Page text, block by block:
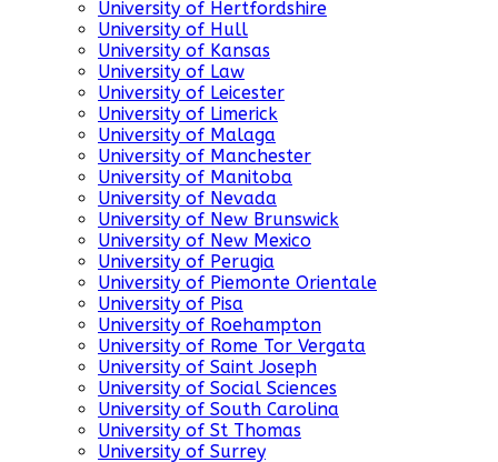
University of Hertfordshire
University of Hull
University of Kansas
University of Law
University of Leicester
University of Limerick
University of Malaga
University of Manchester
University of Manitoba
University of Nevada
University of New Brunswick
University of New Mexico
University of Perugia
University of Piemonte Orientale
University of Pisa
University of Roehampton
University of Rome Tor Vergata
University of Saint Joseph
University of Social Sciences
University of South Carolina
University of St Thomas
University of Surrey